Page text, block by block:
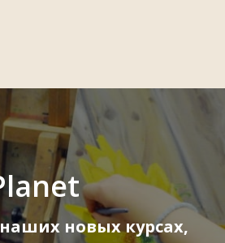
новых курсах,